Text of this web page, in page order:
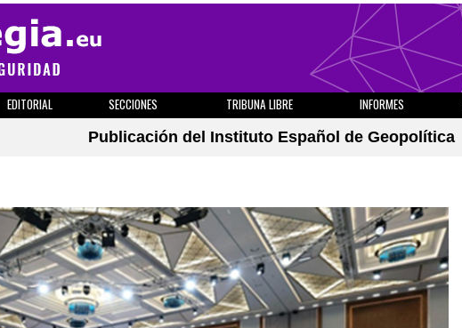
EDITORIAL SECCIONES TRIBUNA LIBRE INFORMES
Publicación del Instituto Español de Geopolítica